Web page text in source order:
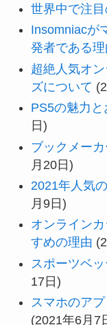
世界中で注
Insomniacが
発者である理
超絶人気オ
ズについて
PS5の魅力
日)
ブックメー
月20日)
2021年人気
月9日)
オンライン
すめの理由
スポーツベ
17日)
スマホのア
(2021年6月7